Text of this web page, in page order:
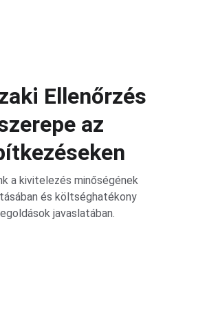
Ellenőrzés
az
a kivitelezés minőségének
és költséghatékony
javaslatában.